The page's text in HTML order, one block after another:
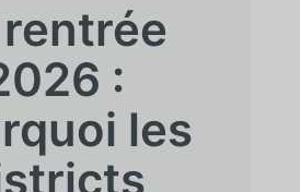
:
les